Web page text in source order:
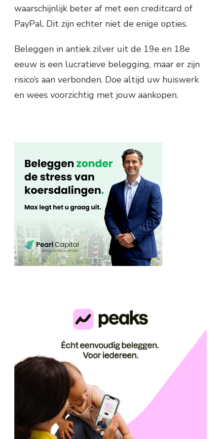
waarschijnlijk beter af met een creditcard of
PayPal. Dit zijn echter niet de enige opties.
Beleggen in antiek zilver uit de 19e en 18e
eeuw is een lucratieve belegging, maar er zijn
risico’s aan verbonden. Doe altijd uw huiswerk
en wees voorzichtig met jouw aankopen.